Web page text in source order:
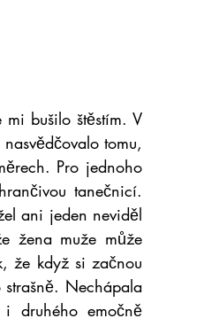
bušilo štěstím. V
tomu,
Pro jednoho
tanečnicí.
ani jeden neviděl
žena muže může
že když si začnou
Nechápala
druhého emočně